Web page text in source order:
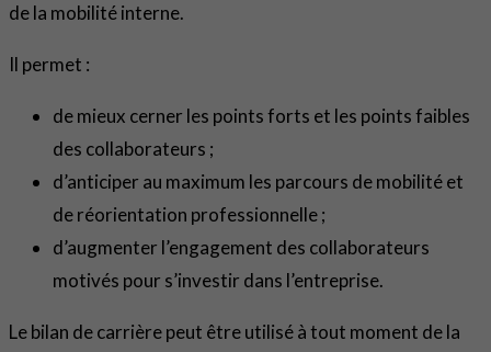
de la mobilité interne.
Il permet :
de mieux cerner les points forts et les points faibles
des collaborateurs ;
d’anticiper au maximum les parcours de mobilité et
de réorientation professionnelle ;
d’augmenter l’engagement des collaborateurs
motivés pour s’investir dans l’entreprise.
Le bilan de carrière peut être utilisé à tout moment de la